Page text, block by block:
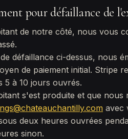
pour défaillance de
de notre côté, nous vous
défaillance ci-dessus, nous
de paiement initial. Stripe
5 à 10 jours ouvrés.
s'est produite et que nous
avec
deux heures ouvrées
sinon.